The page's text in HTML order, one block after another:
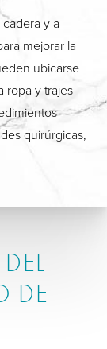
y a
mejorar la
ubicarse
ropa y trajes
quirúrgicas,
DE